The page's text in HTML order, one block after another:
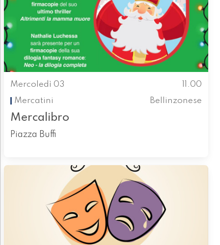
Mercoledì 03
11.00
Mercatini
Bellinzonese
Mercalibro
Piazza Buffi